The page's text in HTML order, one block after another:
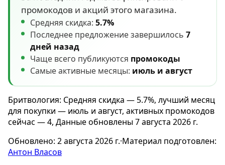
промокодов и акций этого магазина.
Средняя скидка: 5.7%
Последнее предложение завершилось 7
дней назад
Чаще всего публикуются промокоды
Самые активные месяцы: июль и август
Бритвология: Средняя скидка — 5.7%, лучший месяц
для покупки — июль и август, активных промокодов
сейчас — 4, Данные обновлены 7 августа 2026 г.
Обновлено: 2 августа 2026 г.·Материал подготовлен:
Антон Власов